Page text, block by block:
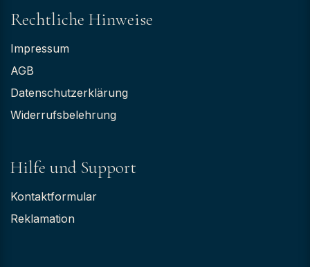
Rechtliche Hinweise
Impressum
AGB
Datenschutzerklärung
Widerrufsbelehrung
Hilfe und Support
Kontaktformular
Reklamation